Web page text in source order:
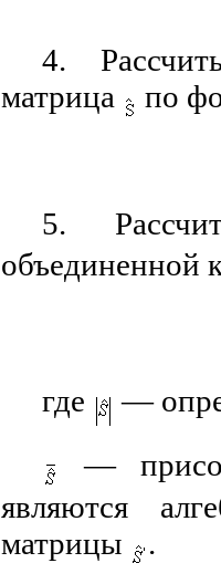
4.
матрица
по
5.
объединенной
где
—
—
являются
матрицы
.